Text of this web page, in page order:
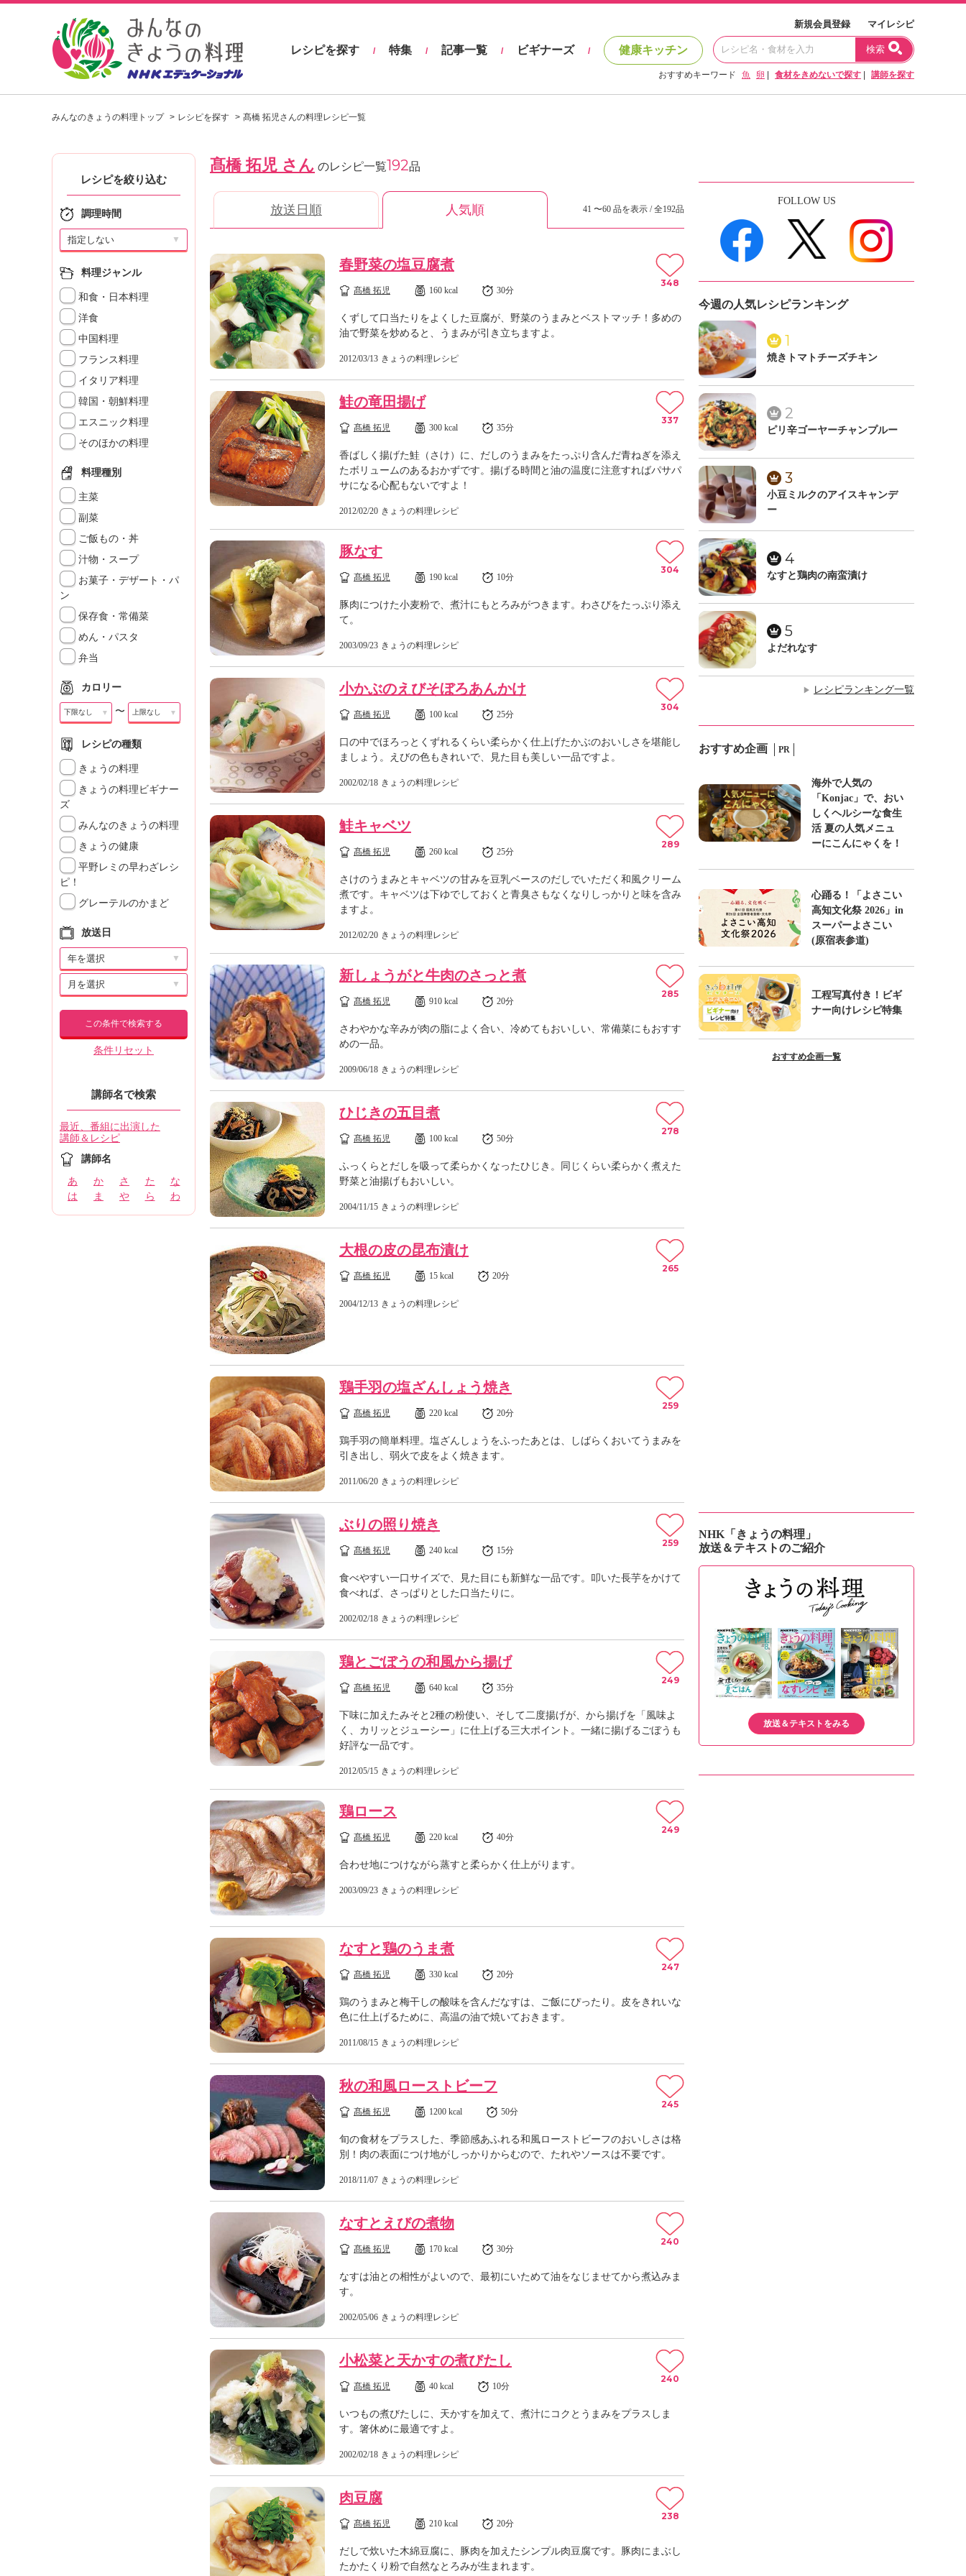
し
シ
を
よ
う
。
N
H
K
エ
デ
ケ
ー
シ
ョ
ナ
ル
「
み
の
ょ
う
の
料
理
」
新規会員登録 マイレシピ
レシピを探す / 特集 / 記事一覧 / ビギナーズ / 健康キッチン 検索
おすすめキーワード 魚 卵 食材をきめないで探す 講師を探す
みんなのきょうの料理トップ レシピを探す 髙橋 拓児さんの料理レシピ一覧
レシピを絞り込む
調理時間
▼
料理ジャンル
和食・日本料理
洋食
中国料理
フランス料理
イタリア料理
韓国・朝鮮料理
エスニック料理
そのほかの料理
料理種別
主菜
副菜
ご飯もの・丼
汁物・スープ
お菓子・デザート・パ
ン
保存食・常備菜
めん・パスタ
弁当
カロリー
▼ 〜 ▼
レシピの種類
きょうの料理
きょうの料理ビギナー
ズ
みんなのきょうの料理
きょうの健康
平野レミの早わざレシ
ピ！
グレーテルのかまど
放送日
▼
▼
この条件で検索する
条件リセット
講師名で検索
最近、番組に出演した
講師＆レシピ
講師名
あ か さ た
な
は
ま や ら わ
髙橋 拓児 さん のレシピ一覧192品
放送日順 人気順 41 〜60 品を表示 / 全192品
春野菜の塩豆腐煮
髙橋 拓児 160 kcal 30分
くずして口当たりをよくした豆腐が、野菜のうまみとベストマッチ！多めの
油で野菜を炒めると、うまみが引き立ちますよ。
2012/03/13 きょうの料理レシピ
348
鮭の竜田揚げ
髙橋 拓児 300 kcal 35分
香ばしく揚げた鮭（さけ）に、だしのうまみをたっぷり含んだ青ねぎを添え
たボリュームのあるおかずです。揚げる時間と油の温度に注意すればパサパ
サになる心配もないですよ！
2012/02/20 きょうの料理レシピ
337
豚なす
髙橋 拓児 190 kcal 10分
豚肉につけた小麦粉で、煮汁にもとろみがつきます。わさびをたっぷり添え
て。
2003/09/23 きょうの料理レシピ
304
小かぶのえびそぼろあんかけ
髙橋 拓児 100 kcal 25分
口の中でほろっとくずれるくらい柔らかく仕上げたかぶのおいしさを堪能し
ましょう。えびの色もきれいで、見た目も美しい一品ですよ。
2002/02/18 きょうの料理レシピ
304
鮭キャベツ
髙橋 拓児 260 kcal 25分
さけのうまみとキャベツの甘みを豆乳ベースのだしでいただく和風クリーム
煮です。キャベツは下ゆでしておくと青臭さもなくなりしっかりと味を含み
ますよ。
2012/02/20 きょうの料理レシピ
289
新しょうがと牛肉のさっと煮
髙橋 拓児 910 kcal 20分
さわやかな辛みが肉の脂によく合い、冷めてもおいしい、常備菜にもおすす
めの一品。
2009/06/18 きょうの料理レシピ
285
ひじきの五目煮
髙橋 拓児 100 kcal 50分
ふっくらとだしを吸って柔らかくなったひじき。同じくらい柔らかく煮えた
野菜と油揚げもおいしい。
2004/11/15 きょうの料理レシピ
278
大根の皮の昆布漬け
髙橋 拓児 15 kcal 20分
2004/12/13 きょうの料理レシピ
265
鶏手羽の塩ざんしょう焼き
髙橋 拓児 220 kcal 20分
鶏手羽の簡単料理。塩ざんしょうをふったあとは、しばらくおいてうまみを
引き出し、弱火で皮をよく焼きます。
2011/06/20 きょうの料理レシピ
259
ぶりの照り焼き
髙橋 拓児 240 kcal 15分
食べやすい一口サイズで、見た目にも新鮮な一品です。叩いた長芋をかけて
食べれば、さっぱりとした口当たりに。
2002/02/18 きょうの料理レシピ
259
鶏とごぼうの和風から揚げ
髙橋 拓児 640 kcal 35分
下味に加えたみそと2種の粉使い、そして二度揚げが、から揚げを「風味よ
く、カリッとジューシー」に仕上げる三大ポイント。一緒に揚げるごぼうも
好評な一品です。
2012/05/15 きょうの料理レシピ
249
鶏ロース
髙橋 拓児 220 kcal 40分
合わせ地につけながら蒸すと柔らかく仕上がります。
2003/09/23 きょうの料理レシピ
249
なすと鶏のうま煮
髙橋 拓児 330 kcal 20分
鶏のうまみと梅干しの酸味を含んだなすは、ご飯にぴったり。皮をきれいな
色に仕上げるために、高温の油で焼いておきます。
2011/08/15 きょうの料理レシピ
247
秋の和風ローストビーフ
髙橋 拓児 1200 kcal 50分
旬の食材をプラスした、季節感あふれる和風ローストビーフのおいしさは格
別！肉の表面につけ地がしっかりからむので、たれやソースは不要です。
2018/11/07 きょうの料理レシピ
245
なすとえびの煮物
髙橋 拓児 170 kcal 30分
なすは油との相性がよいので、最初にいためて油をなじませてから煮込みま
す。
2002/05/06 きょうの料理レシピ
240
小松菜と天かすの煮びたし
髙橋 拓児 40 kcal 10分
いつもの煮びたしに、天かすを加えて、煮汁にコクとうまみをプラスしま
す。箸休めに最適ですよ。
2002/02/18 きょうの料理レシピ
240
肉豆腐
髙橋 拓児 210 kcal 20分
だしで炊いた木綿豆腐に、豚肉を加えたシンプル肉豆腐です。豚肉にまぶし
たかたくり粉で自然なとろみが生まれます。
238
FOLLOW US
今週の人気レシピランキング
1
焼きトマトチーズチキン
2
ピリ辛ゴーヤーチャンプルー
3
小豆ミルクのアイスキャンデ
ー
4
なすと鶏肉の南蛮漬け
5
よだれなす
▶ レシピランキング一覧
おすすめ企画 PR
海外で人気の
「Konjac」で、おい
しくヘルシーな食生
活 夏の人気メニュ
ーにこんにゃくを！
心踊る！「よさこい
高知文化祭 2026」in
スーパーよさこい
(原宿表参道)
工程写真付き！ビギ
ナー向けレシピ特集
おすすめ企画一覧
NHK「きょうの料理」
放送＆テキストのご紹介
放送＆テキストをみる